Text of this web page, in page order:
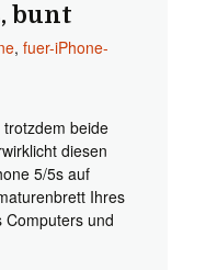
bunt
, fuer-iPhone-
beide
diesen
5/5s auf
Ihres
Computers und